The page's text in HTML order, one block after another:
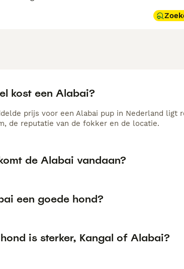
kost een Alabai?
prijs voor een Alabai pup in Nederland
de reputatie van de fokker en de locatie.
de Alabai vandaan?
een goede hond?
hond is sterker, Kangal of Alabai?